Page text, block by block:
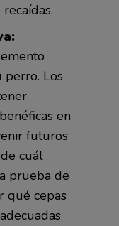
Los
en
futuros
cuál
prueba de
qué cepas